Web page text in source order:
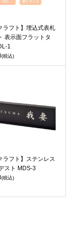
ラフト】埋込式表札
表示面フラットタ
1
(税込)
ラフト】ステンレス
スト MDS-3
(税込)